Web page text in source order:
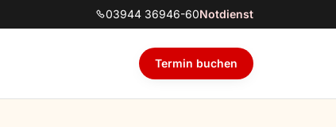
03944 36946-60Notdienst
Termin buchen